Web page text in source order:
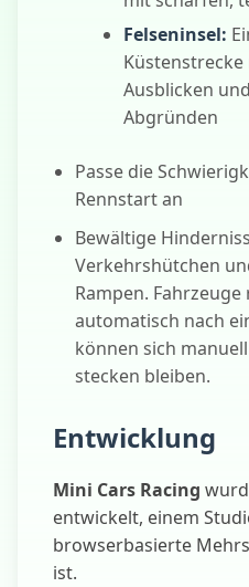
Felseninsel:
Ausblicken
Abgründen
Passe die
Rennstart an
Bewältige
Verkehrshütchen
Rampen.
automatisch nach
können sich
stecken bleiben.
Entwicklung
Mini Cars Racing
entwickelt, einem
browserbasierte
ist.